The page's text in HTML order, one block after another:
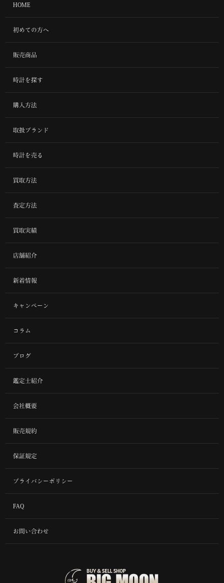
HOME
初めての方へ
販売商品
時計を探す
購入方法
取扱ブランド
時計を売る
買取方法
査定方法
買取実績
店舗紹介
新着情報
キャンペーン
コラム
ブログ
鑑定士紹介
会社概要
販売規約
保証規定
プライバシーポリシー
FAQ
お問い合わせ